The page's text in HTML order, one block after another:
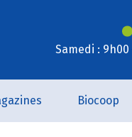
Samedi :
Biocoop